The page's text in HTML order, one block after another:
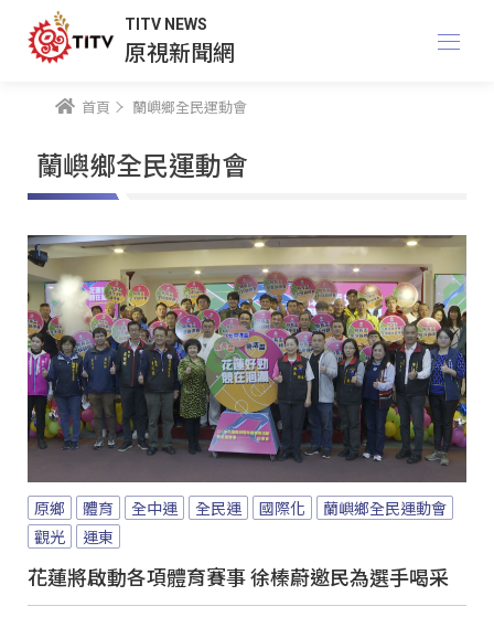
TITV NEWS
原視新聞網
首頁 蘭嶼鄉全民運動會
蘭嶼鄉全民運動會
原鄉 體育 全中運 全民運 國際化
蘭嶼鄉全民運動會
觀光
運東
花蓮將啟動各項體育賽事 徐榛蔚邀民為選手喝采